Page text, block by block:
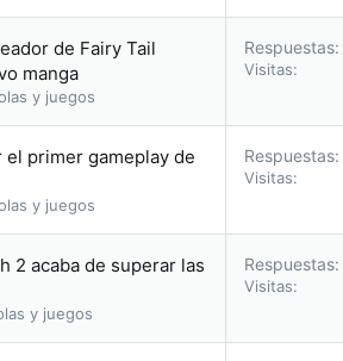
de Fairy Tail
manga
y juegos
Respuestas
Visitas
el primer gameplay de
y juegos
Respuestas
Visitas
2 acaba de superar las
y juegos
Respuestas
Visitas